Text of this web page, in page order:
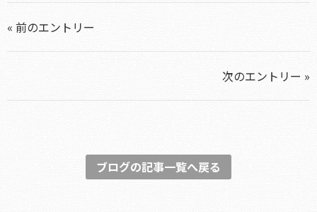
« 前のエントリー
次のエントリー »
ブログの記事一覧へ戻る